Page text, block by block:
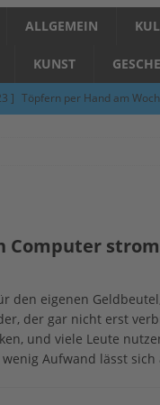
ALLGEMEIN
KUNST
] Töpfern per Hand am
per Hand am Abend in
(Herbstgrasmilben,
GESUNDHEIT
Computer
den eigenen
der gar nicht erst
und viele Leute
Aufwand lässt sich